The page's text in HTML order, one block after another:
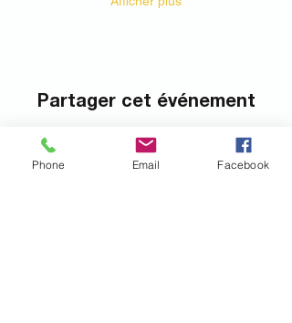
Partager cet événement
Phone Email Facebook